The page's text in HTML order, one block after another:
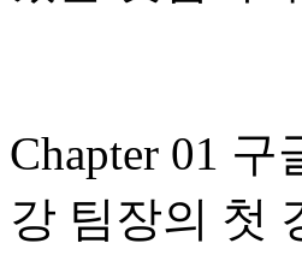
Chapter 01
강 팀장의 첫